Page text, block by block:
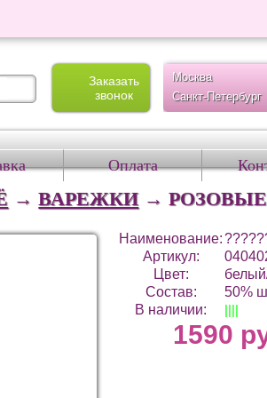
Заказать
звонок
Москва
Санкт-Петербург
Оплата
→ВАРЕЖКИ→
Наименование:
Артикул:
Цвет:
Состав:
50%
В наличии:
1590